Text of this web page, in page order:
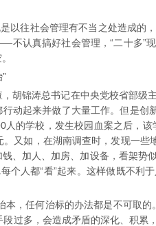
往社会管理有不当之处造成的
不认真搞好社会管理，“二十多”
锦涛总书记在中央党校省部级
动起来并做了大量工作。但是创
人的学校，发生校园血案之后，
又如，在湖南调查时，发现一些
钱、加人、加房、加设备，看架
个人都“看”起来。这样做既不
任何治标的办法都是不可取的
段过多，会造成矛盾的深化、积